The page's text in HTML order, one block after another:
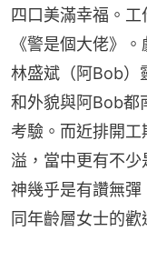
四口美滿幸福。
《警是個大佬》
林盛斌（阿Bob）
和外貌與阿Bob都
考驗。而近排開
溢，當中更有不
神幾乎是有讚無
同年齡層女士的歡